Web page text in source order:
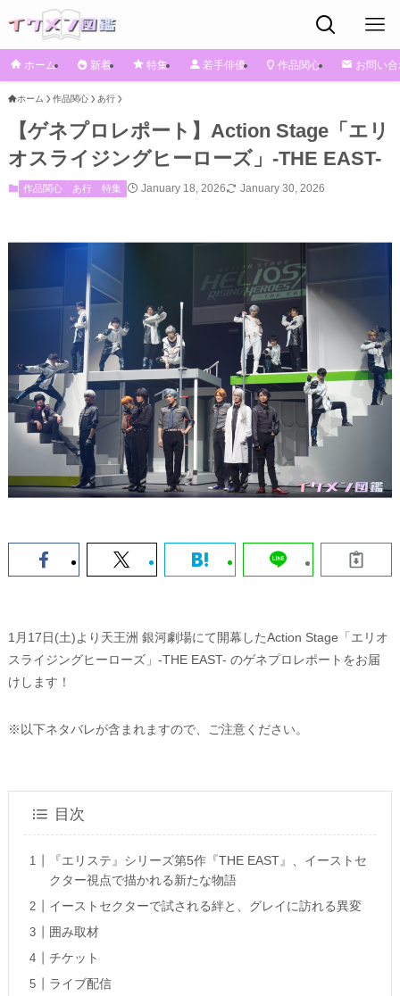
ホーム 新着 特集 若手俳優 作品関心 お問い
ホーム 作品関心 あ行
【ゲネプロレポート】Action Stage「エリ
オスライジングヒーローズ」-THE EAST-
作品関心 あ行 特集 January 18, 2026 January 30, 2026
1月17日(土)より天王洲 銀河劇場にて開幕したAction Stage「エリオ
スライジングヒーローズ」-THE EAST- のゲネプロレポートをお届
けします！
※以下ネタバレが含まれますので、ご注意ください。
目次
『エリステ』シリーズ第5作『THE EAST』、イーストセ
クター視点で描かれる新たな物語
イーストセクターで試される絆と、グレイに訪れる異変
囲み取材
チケット
ライブ配信